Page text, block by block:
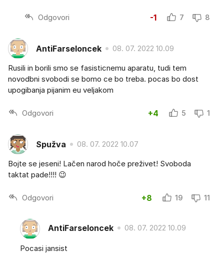
Odgovori -1 7 8
AntiFarseloncek 08. 07. 2022 10.09
Rusili in borili smo se fasisticnemu aparatu, tudi tem
novodbni svobodi se bomo ce bo treba. pocas bo dost
upogibanja pijanim eu veljakom
Odgovori +4 5 1
Spužva 08. 07. 2022 10.07
Bojte se jeseni! Lačen narod hoče preživet! Svoboda
taktat pade!!!! 😉
Odgovori +8 19 11
AntiFarseloncek 08. 07. 2022 10.09
Pocasi jansist